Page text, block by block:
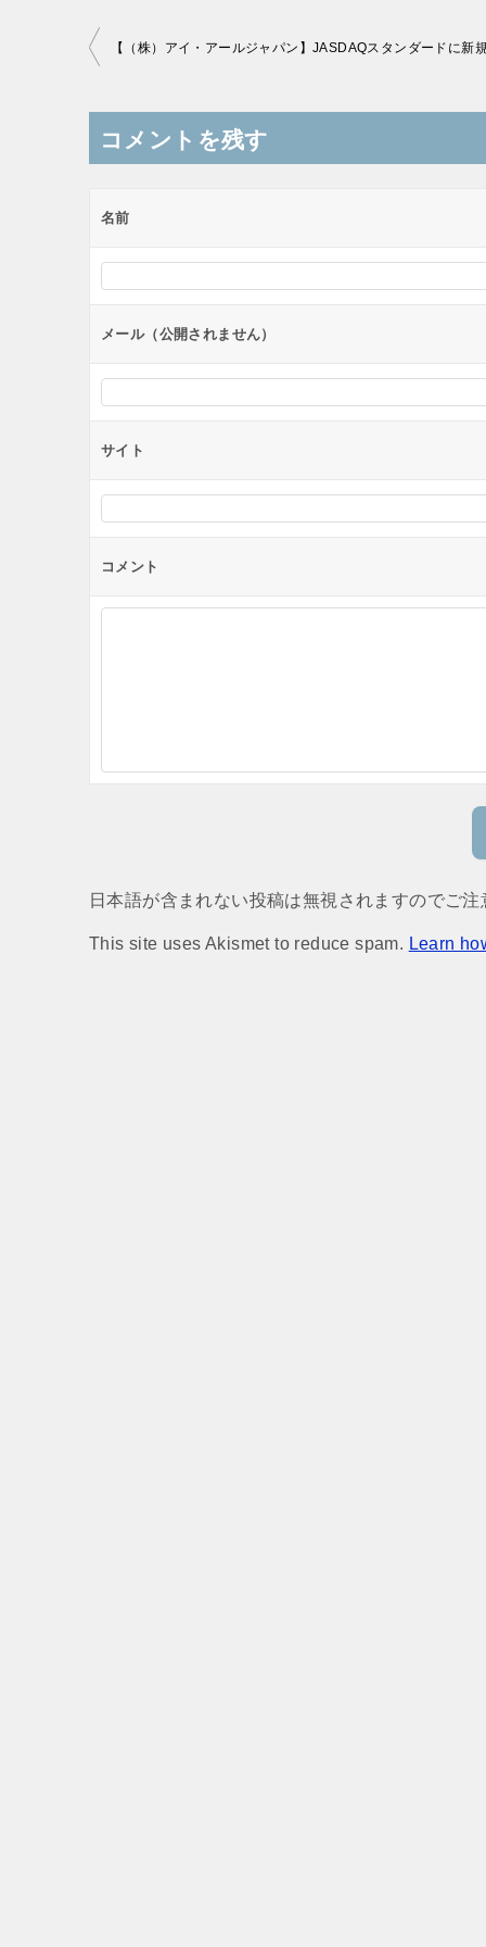
投
ナ
ビ
ー
ョ
ン
コメントを残す
名前
メール（公開されません）
サイト
コメント
日本語が含まれない投稿は無視されますのでご注
This site uses Akismet to reduce spam. Learn